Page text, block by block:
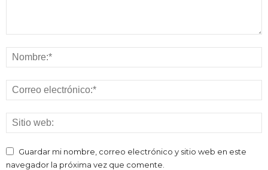
Guardar mi nombre, correo electrónico y sitio web en este
navegador la próxima vez que comente.